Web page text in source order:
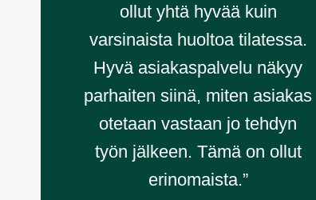
ollut yhtä hyvää kuin
varsinaista huoltoa tilatessa.
Hyvä asiakaspalvelu näkyy
parhaiten siinä, miten asiakas
otetaan vastaan jo tehdyn
työn jälkeen. Tämä on ollut
erinomaista.”